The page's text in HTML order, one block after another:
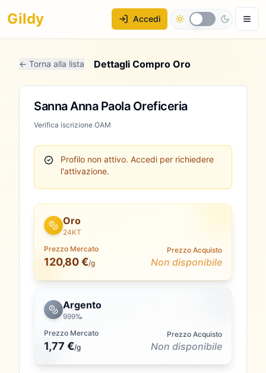
Gildy Accedi
← Torna alla lista Dettagli Compro Oro
Sanna Anna Paola Oreficeria
Verifica iscrizione OAM
Profilo non attivo. Accedi per richiedere
l'attivazione.
Oro
24KT
Prezzo Mercato
120,80 €/g
Prezzo Acquisto
Non disponibile
Argento
999‰
Prezzo Mercato
1,77 €/g
Prezzo Acquisto
Non disponibile